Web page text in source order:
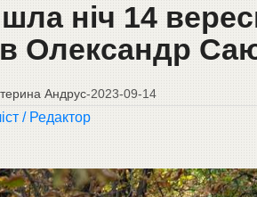
ніч 14
Олександр
Андрус-2023-09-14
/ Редактор